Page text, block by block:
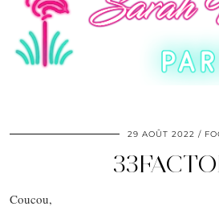
29 AOÛT 2022
Coucou,